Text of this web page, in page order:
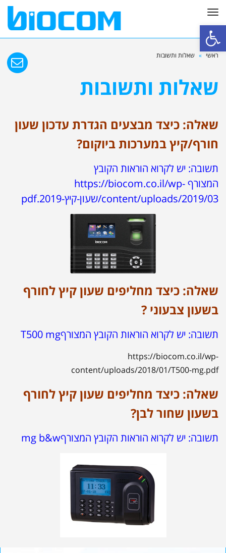
פתח סרגל נגישות
תפריט
ראשי » שאלות ותשובות
שאלות ותשובות
שאלה: כיצד מבצעים הגדרת עדכון שעון
חורף/קיץ במערכות ביוקום?
תשובה: יש לקרוא הוראות הקובץ
המצורףhttps://biocom.co.il/wp-
content/uploads/2019/03/שעון-קיץ-2019.pdf
שאלה: כיצד מחליפים שעון קיץ לחורף
בשעון צבעוני ?
תשובה: יש לקרוא הוראות הקובץ המצורףT500 mg
https://biocom.co.il/wp-
content/uploads/2018/01/T500-mg.pdf
שאלה: כיצד מחליפים שעון קיץ לחורף
בשעון שחור לבן?
תשובה: יש לקרוא הוראות הקובץ המצורףmg b&w